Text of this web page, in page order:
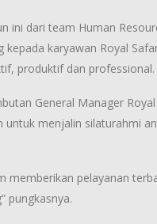
ini dari team Human
karyawan Royal
produktif dan professional.
General Manager
untuk menjalin silaturahmi
memberikan pelayanan
pungkasnya.